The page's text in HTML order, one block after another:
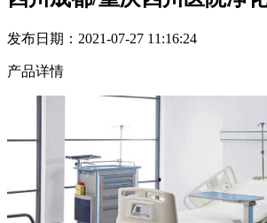
发布日期：2021-07-27 11:16:24
产品详情